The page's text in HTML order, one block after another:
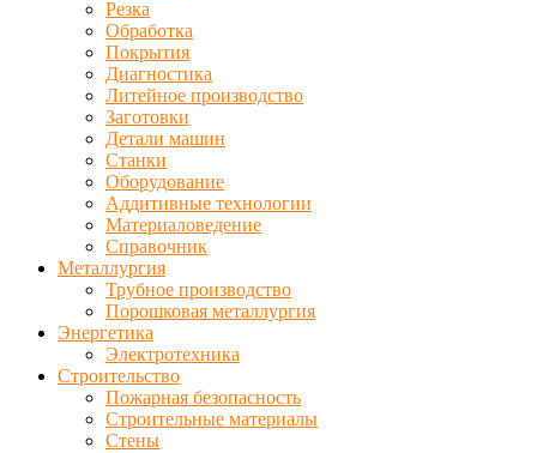
Резка
Обработка
Покрытия
Диагностика
Литейное производство
Заготовки
Детали машин
Станки
Оборудование
Аддитивные технологии
Материаловедение
Справочник
Металлургия
Трубное производство
Порошковая металлургия
Энергетика
Электротехника
Строительство
Пожарная безопасность
Строительные материалы
Стены